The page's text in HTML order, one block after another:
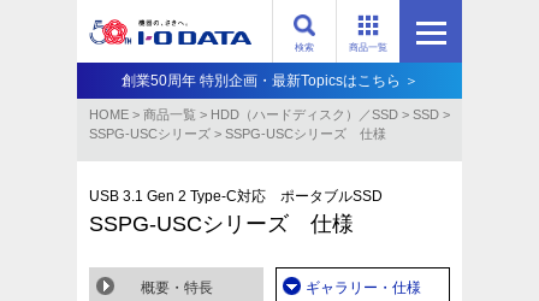
商品一覧
検索
創業50周年 特別企画・最新Topicsはこちら ＞
HOME > 商品一覧 > HDD（ハードディスク）／SSD > SSD >
SSPG-USCシリーズ > SSPG-USCシリーズ 仕様
USB 3.1 Gen 2 Type-C対応 ポータブルSSD
SSPG-USCシリーズ 仕様
概要・特長 ギャラリー・仕様